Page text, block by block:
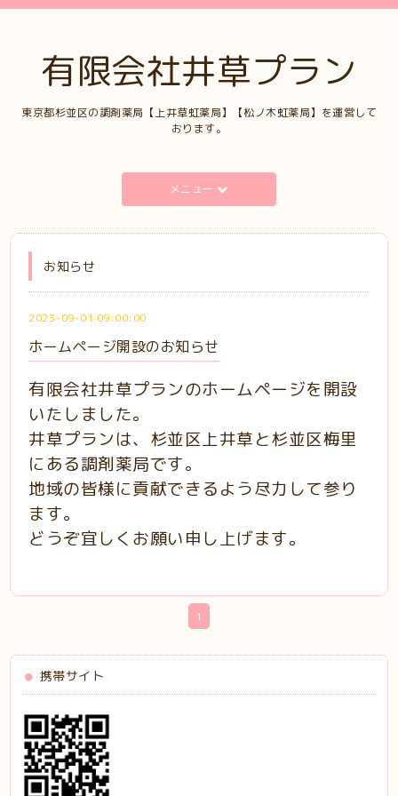
有限会社井草プラン
東京都杉並区の調剤薬局【上井草虹薬局】【松ノ木虹薬局】を運営して
おります。
メニュー
お知らせ
2023-09-01 09:00:00
ホームページ開設のお知らせ
有限会社井草プランのホームページを開設
いたしました。
井草プランは、杉並区上井草と杉並区梅里
にある調剤薬局です。
地域の皆様に貢献できるよう尽力して参り
ます。
どうぞ宜しくお願い申し上げます。
1
携帯サイト